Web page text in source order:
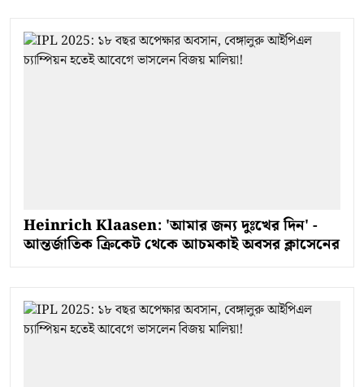
Heinrich Klaasen: 'আমার জন্য দুঃখের দিন' -
আন্তর্জাতিক ক্রিকেট থেকে আচমকাই অবসর ক্লাসেনের